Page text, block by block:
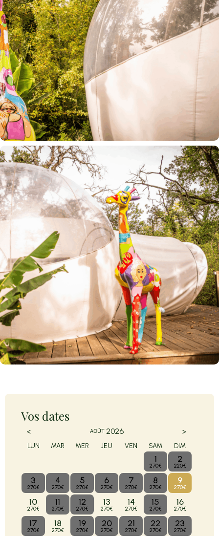
Vos dates
< AOÛT 2026 >
LUN MAR MER JEU VEN SAM DIM
1
270€
2
220€
3
270€
4
270€
5
270€
6
270€
7
270€
8
270€
9
270€
10
270€
11
270€
12
270€
13
270€
14
270€
15
270€
16
270€
17
270€
18
270€
19
270€
20
270€
21
270€
22
270€
23
270€